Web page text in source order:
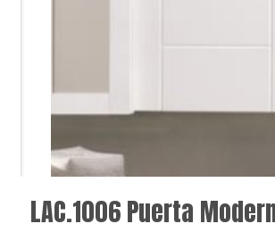
LAC.1006 Puerta